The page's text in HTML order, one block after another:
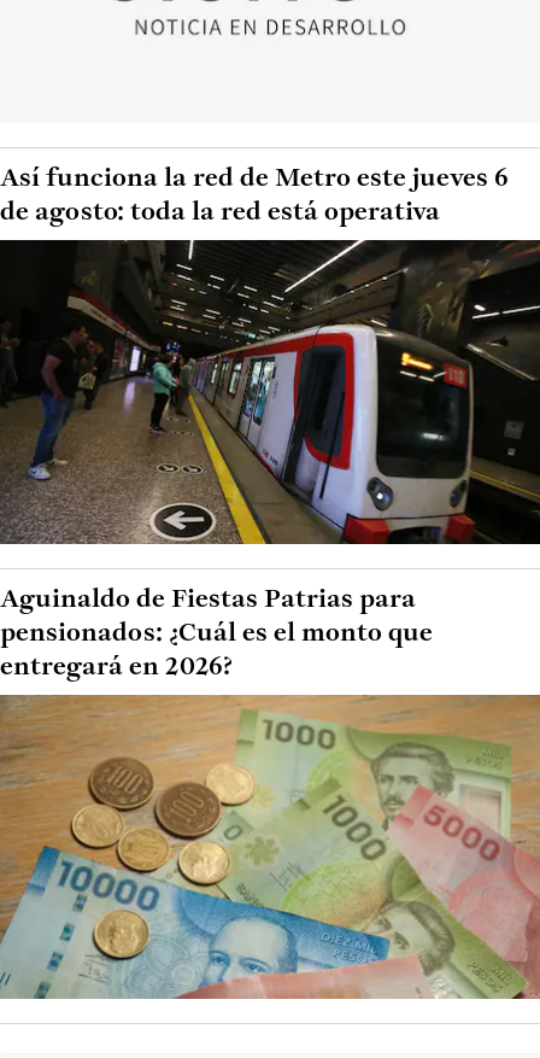
Así funciona la red de Metro este jueves 6
de agosto: toda la red está operativa
Aguinaldo de Fiestas Patrias para
pensionados: ¿Cuál es el monto que
entregará en 2026?